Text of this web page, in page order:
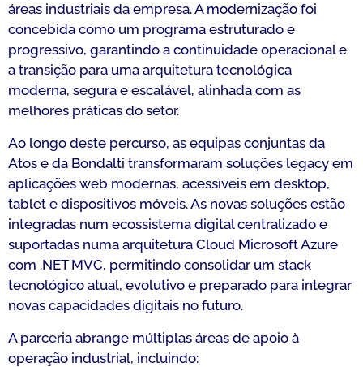
áreas industriais da empresa. A modernização foi
concebida como um programa estruturado e
progressivo, garantindo a continuidade operacional e
a transição para uma arquitetura tecnológica
moderna, segura e escalável, alinhada com as
melhores práticas do setor.
Ao longo deste percurso, as equipas conjuntas da
Atos e da Bondalti transformaram soluções legacy em
aplicações web modernas, acessíveis em desktop,
tablet e dispositivos móveis. As novas soluções estão
integradas num ecossistema digital centralizado e
suportadas numa arquitetura Cloud Microsoft Azure
com .NET MVC, permitindo consolidar um stack
tecnológico atual, evolutivo e preparado para integrar
novas capacidades digitais no futuro.
A parceria abrange múltiplas áreas de apoio à
operação industrial, incluindo: